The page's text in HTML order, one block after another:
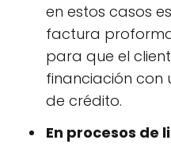
en estos casos
factura
para que el
financiación
de crédito.
En procesos de